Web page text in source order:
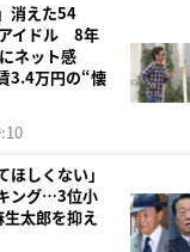
消えた54
イドル 8年
ネット感
3.4万円の“懐
ほしくない」
ング…3位小
太郎を抑え